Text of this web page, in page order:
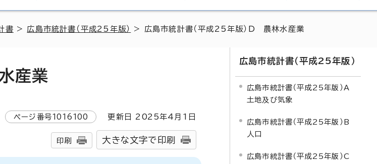
書 > 広島市統計書（平成25年版） > 広島市統計書（平成25年版）D 農林水産業
産業
ページ番号1016100 更新日 2025年4月1日
印刷 大きな文字で印刷
広島市統計書（平成25年版）
広島市統計書（平成25年版）A
土地及び気象
広島市統計書（平成25年版）B
人口
広島市統計書（平成25年版）C